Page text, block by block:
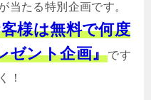
当たる特別企画です。
様は無料で何度
ゼント企画』です
！